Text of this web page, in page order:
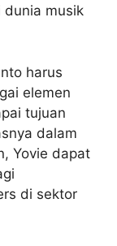
musik
harus
elemen
tujuan
dalam
Yovie dapat
di sektor